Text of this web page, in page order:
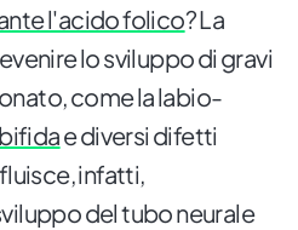
l'acido folico? La
lo sviluppo di gravi
come la labio-
e diversi difetti
infatti,
del tubo neurale